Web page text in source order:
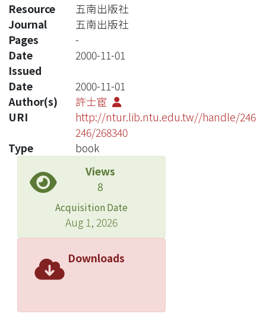
Resource
五南出版社
Journal
五南出版社
Pages
-
Date
Issued
2000-11-01
Date
2000-11-01
Author(s)
許士宦
URI
http://ntur.lib.ntu.edu.tw//handle/246
246/268340
Type
book
Views
8
Acquisition Date
Aug 1, 2026
Downloads